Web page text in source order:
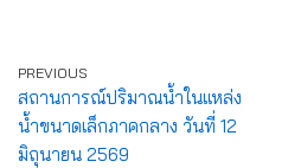
PREVIOUS
สถานการณ์ปริมาณน้ำในแหล่ง
น้ำขนาดเล็กภาคกลาง วันที่ 12
มิถุนายน 2569